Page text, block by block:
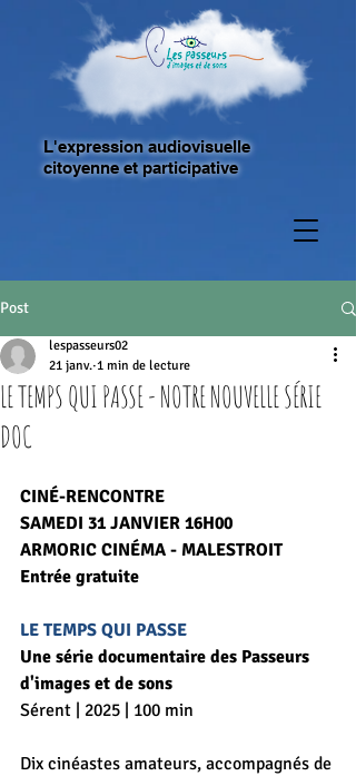
L'expression audiovisuelle
citoyenne et participative
Post
LE TEMPS QUI PASSE - NOTRE NOUVELLE SÉRIE
DOC
lespasseurs02
21 janv. 1 min de lecture
CINÉ-RENCONTRE
SAMEDI 31 JANVIER 16H00
ARMORIC CINÉMA - MALESTROIT
Entrée gratuite
LE TEMPS QUI PASSE
Une série documentaire des Passeurs
d'images et de sons
Sérent | 2025 | 100 min
Dix cinéastes amateurs, accompagnés de